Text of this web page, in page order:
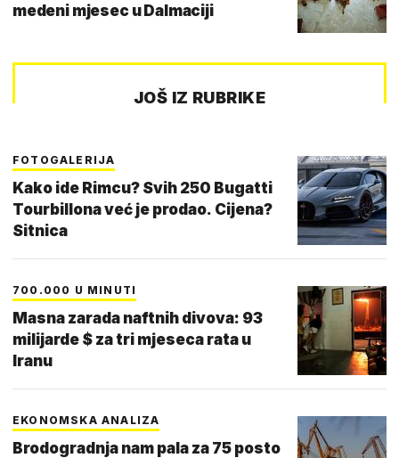
medeni mjesec u Dalmaciji
JOŠ IZ RUBRIKE
FOTOGALERIJA
Kako ide Rimcu? Svih 250 Bugatti
Tourbillona već je prodao. Cijena?
Sitnica
700.000 U MINUTI
Masna zarada naftnih divova: 93
milijarde $ za tri mjeseca rata u
Iranu
EKONOMSKA ANALIZA
Brodogradnja nam pala za 75 posto